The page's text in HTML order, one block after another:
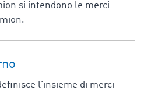
si intendono le merci
l'insieme di merci